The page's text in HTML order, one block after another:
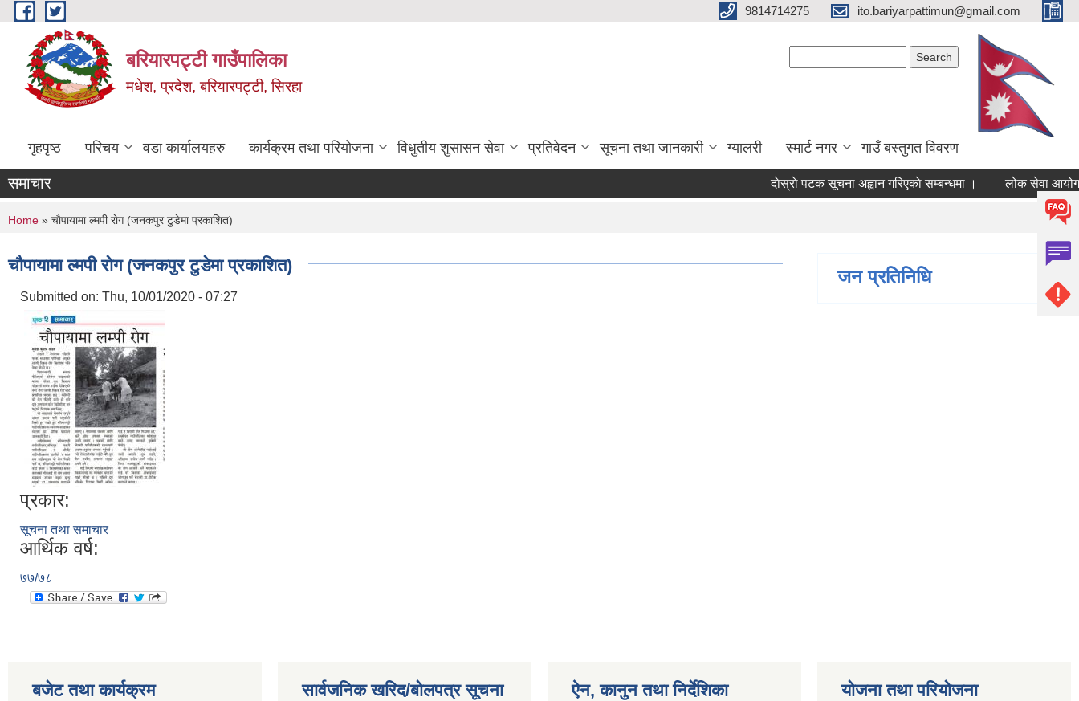
Skip to main content 9814714275 ito.bariyarpattimun@gmail.com
बरियारपट्टी गाउँपालिका
मधेश, प्रदेश, बरियारपट्टी, सिरहा
गृहपृष्ठ परिचय वडा कार्यालयहरु कार्यक्रम तथा परियोजना विधुतीय शुसासन सेवा प्रतिवेदन सूचना तथा जानकारी ग्यालरी स्मार्ट नगर गाउँ बस्तुगत विवरण
समाचार दाेस्राे पटक सूचना अह्वान गरिएकाे सम्बन्धमा । लोक सेवा आयोगको
You are here
Home » चाैपायामा ल्मपी राेग (जनकपुर टुडेमा प्रकाशित)
चाैपायामा ल्मपी राेग (जनकपुर टुडेमा प्रकाशित)
Submitted on: Thu, 10/01/2020 - 07:27
प्रकार:
सूचना तथा समाचार
आर्थिक वर्ष:
७७/७८
जन प्रतिनिधि
बजेट तथा कार्यक्रम सार्वजनिक खरिद/बोलपत्र सूचना ऐन, कानुन तथा निर्देशिका योजना तथा परियोजना